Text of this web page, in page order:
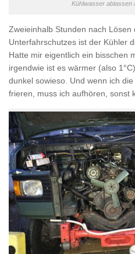
Kühlwasser ablassen
Zweieinhalb Stunden nach
Unterfahrschutzes ist der Kühler
Hatte mir eigentlich ein bisschen
irgendwie ist es wärmer (also
dunkel sowieso. Und wenn ich
frieren, muss ich aufhören, sonst